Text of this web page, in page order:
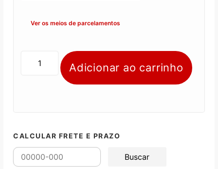
Ver os meios de parcelamentos
Adicionar ao carrinho
CALCULAR FRETE E PRAZO